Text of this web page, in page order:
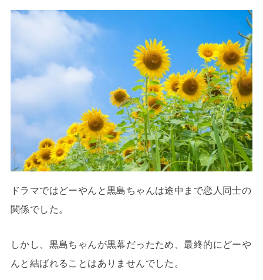
ドラマではどーやんと黒島ちゃんは途中まで恋人同士の
関係でした。
しかし、黒島ちゃんが黒幕だったため、最終的にどーや
んと結ばれることはありませんでした。